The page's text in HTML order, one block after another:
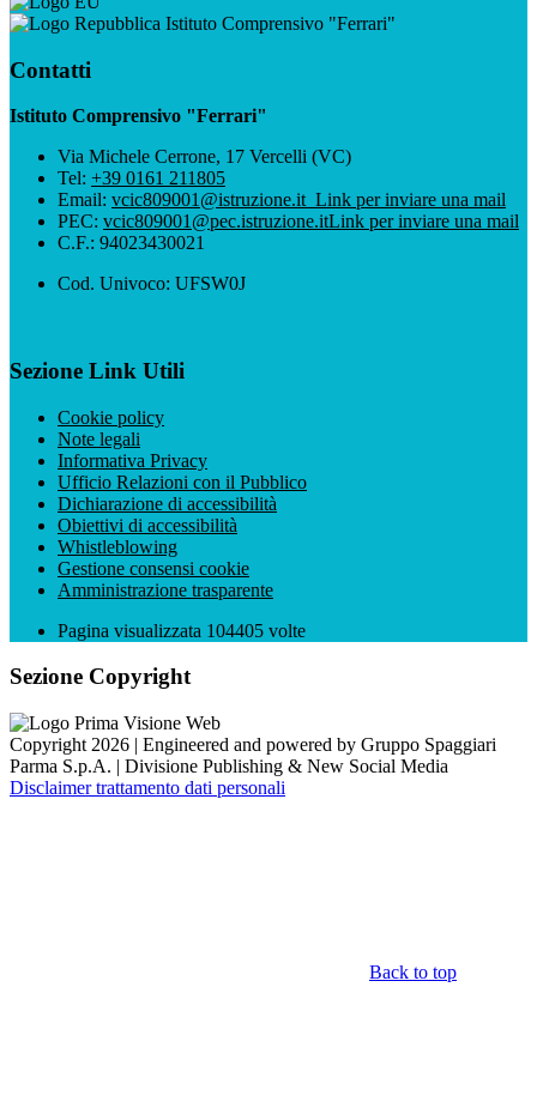
Istituto Comprensivo "Ferrari"
Contatti
Istituto Comprensivo "Ferrari"
Via Michele Cerrone, 17 Vercelli (VC)
Tel: +39 0161 211805
Email: vcic809001@istruzione.it Link per inviare una mail
PEC: vcic809001@pec.istruzione.itLink per inviare una mail
C.F.: 94023430021
Cod. Univoco: UFSW0J
Sezione Link Utili
Cookie policy
Note legali
Informativa Privacy
Ufficio Relazioni con il Pubblico
Dichiarazione di accessibilità
Obiettivi di accessibilità
Whistleblowing
Gestione consensi cookie
Amministrazione trasparente
Pagina visualizzata 104405 volte
Sezione Copyright
Copyright 2026 | Engineered and powered by Gruppo Spaggiari
Parma S.p.A. | Divisione Publishing & New Social Media
Disclaimer trattamento dati personali
Back to top